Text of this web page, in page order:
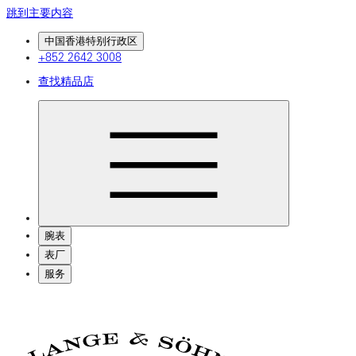
跳到主要内容
中国香港特别行政区
+852 2642 3008
查找精品店
腕表
表厂
服务